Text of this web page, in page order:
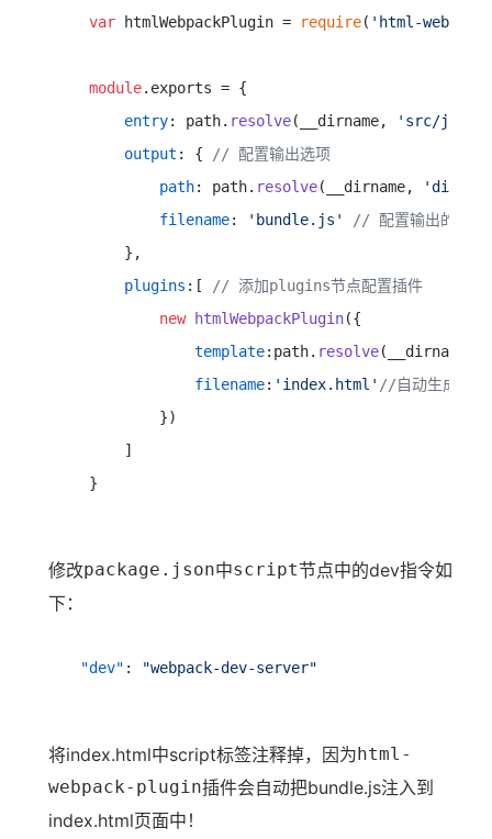
var htmlWebpackPlugin = require( 'html-
module. exports = {
entry: path. resolve(__dirname,
'src/js/
output : {
// 配置输出选项
path: path. resolve(__dirname, 'dist'
filename: 'bundle.js'
// 配置输出的文件
     },
plugins :[
// 添加plugins节点配置插件
new
htmlWebpackPlugin({
template:path. resolve(__dirname,
filename: 'index.html' //自动生成的
         })
     ]
修改package.json中script节点中的dev指令如
下：
"dev" : "webpack-dev-server"
将index.html中script标签注释掉，因为html-
webpack-plugin插件会自动把bundle.js注入到
index.html页面中！